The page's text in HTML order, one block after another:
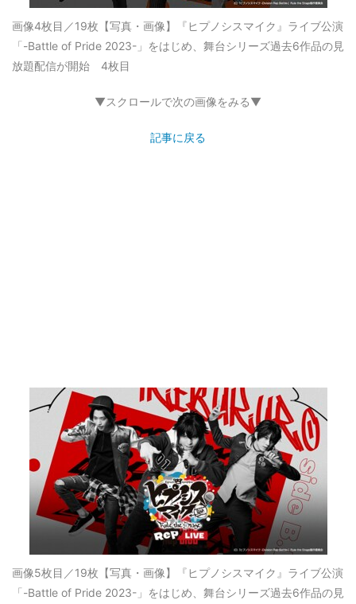
画像4枚目／19枚 【写真・画像】『ヒプノシスマイク』ライブ公演
「-Battle of Pride 2023-」をはじめ、舞台シリーズ過去6作品の見
放題配信が開始 4枚目
▼スクロールで次の画像をみる▼
記事に戻る
画像5枚目／19枚 【写真・画像】『ヒプノシスマイク』ライブ公演
「-Battle of Pride 2023-」をはじめ、舞台シリーズ過去6作品の見